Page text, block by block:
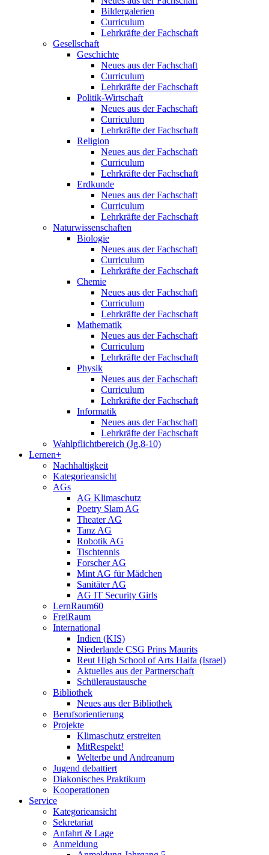
Bildergalerien
Curriculum
Lehrkräfte der Fachschaft
Gesellschaft
Geschichte
Neues aus der Fachschaft
Curriculum
Lehrkräfte der Fachschaft
Politik-Wirtschaft
Neues aus der Fachschaft
Curriculum
Lehrkräfte der Fachschaft
Religion
Neues aus der Fachschaft
Curriculum
Lehrkräfte der Fachschaft
Erdkunde
Neues aus der Fachschaft
Curriculum
Lehrkräfte der Fachschaft
Naturwissenschaften
Biologie
Neues aus der Fachschaft
Curriculum
Lehrkräfte der Fachschaft
Chemie
Neues aus der Fachschaft
Curriculum
Lehrkräfte der Fachschaft
Mathematik
Neues aus der Fachschaft
Curriculum
Lehrkräfte der Fachschaft
Physik
Neues aus der Fachschaft
Curriculum
Lehrkräfte der Fachschaft
Informatik
Neues aus der Fachschaft
Lehrkräfte der Fachschaft
Wahlpflichtbereich (Jg.8-10)
Lernen+
Nachhaltigkeit
Kategorieansicht
AGs
AG Klimaschutz
Poetry Slam AG
Theater AG
Tanz AG
Robotik AG
Tischtennis
Forscher AG
Mint AG für Mädchen
Sanitäter AG
AG IT Security Girls
LernRaum60
FreiRaum
International
Indien (KIS)
Niederlande CSG Prins Maurits
Reut High School of Arts Haifa (Israel)
Aktuelles aus der Partnerschaft
Schüleraustausche
Bibliothek
Neues aus der Bibliothek
Berufsorientierung
Projekte
Klimaschutz erstreiten
MitRespekt!
Welterbe und Andreanum
Jugend debattiert
Diakonisches Praktikum
Kooperationen
Service
Kategorieansicht
Sekretariat
Anfahrt & Lage
Anmeldung